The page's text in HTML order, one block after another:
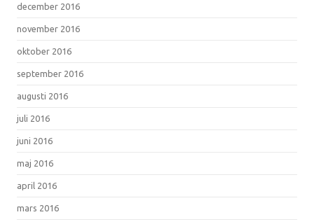
december 2016
november 2016
oktober 2016
september 2016
augusti 2016
juli 2016
juni 2016
maj 2016
april 2016
mars 2016